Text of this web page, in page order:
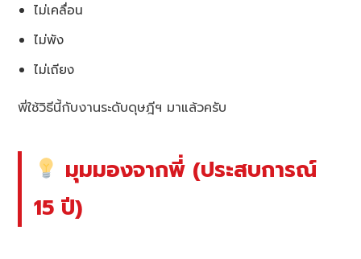
ไม่เคลื่อน
ไม่พัง
ไม่เถียง
พี่ใช้วิธีนี้กับงานระดับดุษฎีฯ มาแล้วครับ
มุมมองจากพี่ (ประสบการณ์
15 ปี)